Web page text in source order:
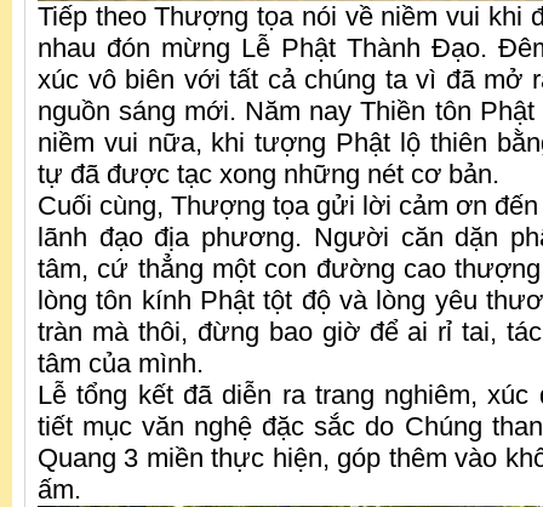
Tiếp theo Thượng tọa nói về niềm vui khi
nhau đón mừng Lễ Phật Thành Đạo.
xúc vô biên với tất cả chúng ta vì đã mở
nguồn sáng mới. Năm nay Thiền tôn
niềm vui nữa, khi tượng Phật lộ thiên
tự đã được tạc xong những nét cơ bản.
Cuối cùng, Thượng tọa gửi lời cảm ơn
lãnh đạo địa phương. Người căn dặn
tâm, cứ thẳng một con đường cao
lòng tôn kính Phật tột độ và lòng yêu
tràn mà thôi, đừng bao giờ để ai rỉ tai,
tâm của mình.
Lễ tổng kết đã diễn ra trang nghiêm, xúc
tiết mục văn nghệ đặc sắc do Chúng
Quang 3 miền thực hiện, góp thêm vào
ấm.